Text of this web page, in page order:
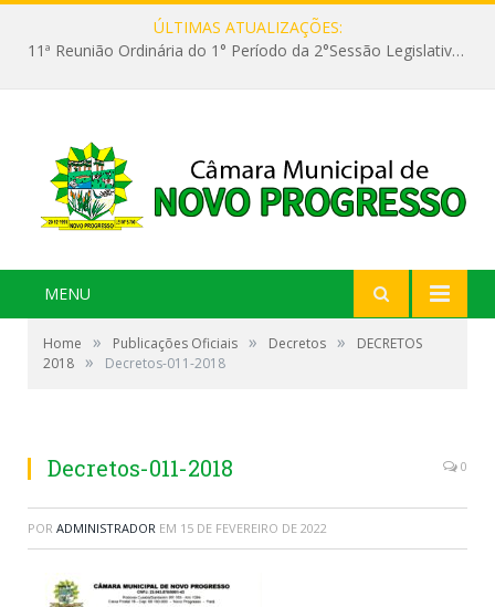
ÚLTIMAS ATUALIZAÇÕES:
11ª Reunião Ordinária do 1° Período da 2°Sessão Legislativa da 9ª Legislatura do Poder Legislativo
MENU
Home » Publicações Oficiais » Decretos »
DECRETOS
2018 » Decretos-011-2018
Decretos-011-2018 0
POR ADMINISTRADOR EM 15 DE FEVEREIRO DE 2022